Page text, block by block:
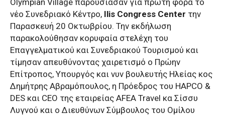
νέο Συνεδριακό Κέντρο, Ilis Congress Center την
Παρασκευή 20 Οκτωβρίου. Την εκδήλωση
παρακολούθησαν κορυφαία στελέχη του
Επαγγελματικού και Συνεδριακού Τουρισμού και
τίμησαν απευθύνοντας χαιρετισμό ο Πρώην
Επίτροπος, Υπουργός και νυν βουλευτής Ηλείας κος
Δημήτρης Αβραμόπουλος, η Πρόεδρος του HAPCO &
DES και CEO της εταιρείας AFEA Travel κα Σίσσυ
Λυγνού και ο Διευθύνων Σύμβουλος του Ομίλου